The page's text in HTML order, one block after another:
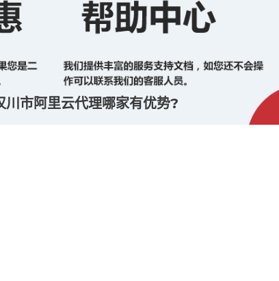
市阿里云代理哪家有优势?